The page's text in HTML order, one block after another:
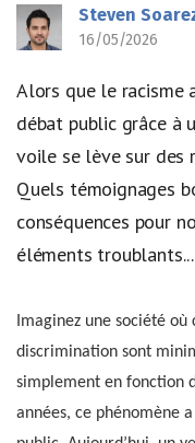
Steven
16/05/2026
Alors que le racisme
débat public grâce à
voile se lève sur des
Quels témoignages
conséquences pour
éléments troublants...
Imaginez une société
discrimination sont
simplement en fonction
années, ce phénomène